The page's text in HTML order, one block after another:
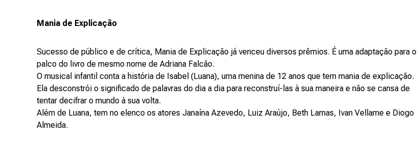
Mania de Explicação
Sucesso de público e de crítica, Mania de Explicação já venceu diversos prêmios. É uma adaptação para o
palco do livro de mesmo nome de Adriana Falcão.
O musical infantil conta a história de Isabel (Luana), uma menina de 12 anos que tem mania de explicação.
Ela desconstrói o significado de palavras do dia a dia para reconstruí-las à sua maneira e não se cansa de
tentar decifrar o mundo à sua volta.
Além de Luana, tem no elenco os atores Janaína Azevedo, Luiz Araújo, Beth Lamas, Ivan Vellame e Diogo
Almeida.